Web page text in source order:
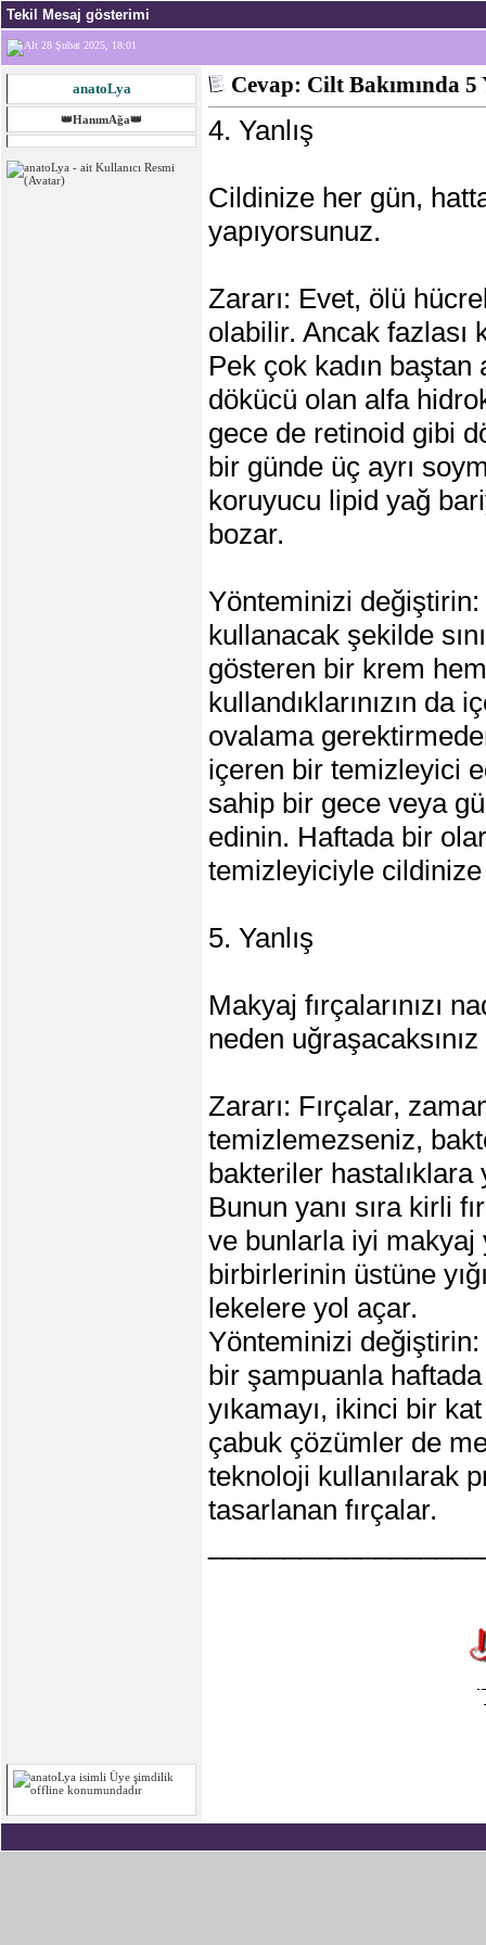
Tekil Mesaj gösterimi
28 Şubat 2025, 18:01
anatoLya
👑HanımAğa👑
Cevap: Cilt Bakımında 5
4. Yanlış
Cildinize her gün,
yapıyorsunuz.
Zararı: Evet, ölü
olabilir. Ancak
Pek çok kadın
dökücü olan alfa
gece de retinoid gibi
bir günde üç ayrı
koruyucu lipid yağ
bozar.
Yönteminizi
kullanacak şekilde
gösteren bir krem
kullandıklarınızın da
ovalama
içeren bir temizleyici
sahip bir gece veya
edinin. Haftada bir
temizleyiciyle
5. Yanlış
Makyaj fırçalarınızı
neden
Zararı: Fırçalar,
temizlemezseniz,
bakteriler
Bunun yanı sıra kirli
ve bunlarla iyi makyaj
birbirlerinin üstüne
lekelere yol açar.
Yönteminizi
bir şampuanla haftada
yıkamayı, ikinci bir
çabuk çözümler de
teknoloji kullanılarak
tasarlanan fırçalar.